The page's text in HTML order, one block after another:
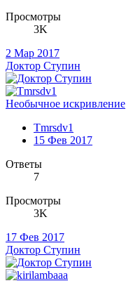
Просмотры
3K
2 Мар 2017
Доктор Ступин
Необычное искривление
Tmrsdv1
15 Фев 2017
Ответы
7
Просмотры
3K
17 Фев 2017
Доктор Ступин